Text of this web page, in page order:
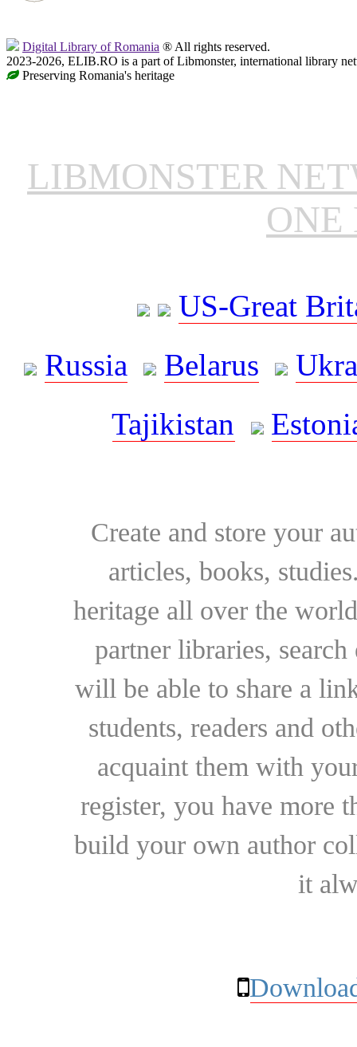
Digital Library of Romania ® All rights reserved.
2023-2026, ELIB.RO is a part of Libmonster, international library
Preserving Romania's heritage
LIBMONSTER
ONE
US-Great
Russia
Belarus
Tajikistan
Create and store your
articles, books,
heritage all over the
partner libraries,
will be able to share a
students, readers and
acquaint them with
register, you have more
build your own author
it